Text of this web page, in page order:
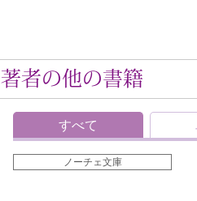
著者の他の書籍
すべて
ノーチェ文庫